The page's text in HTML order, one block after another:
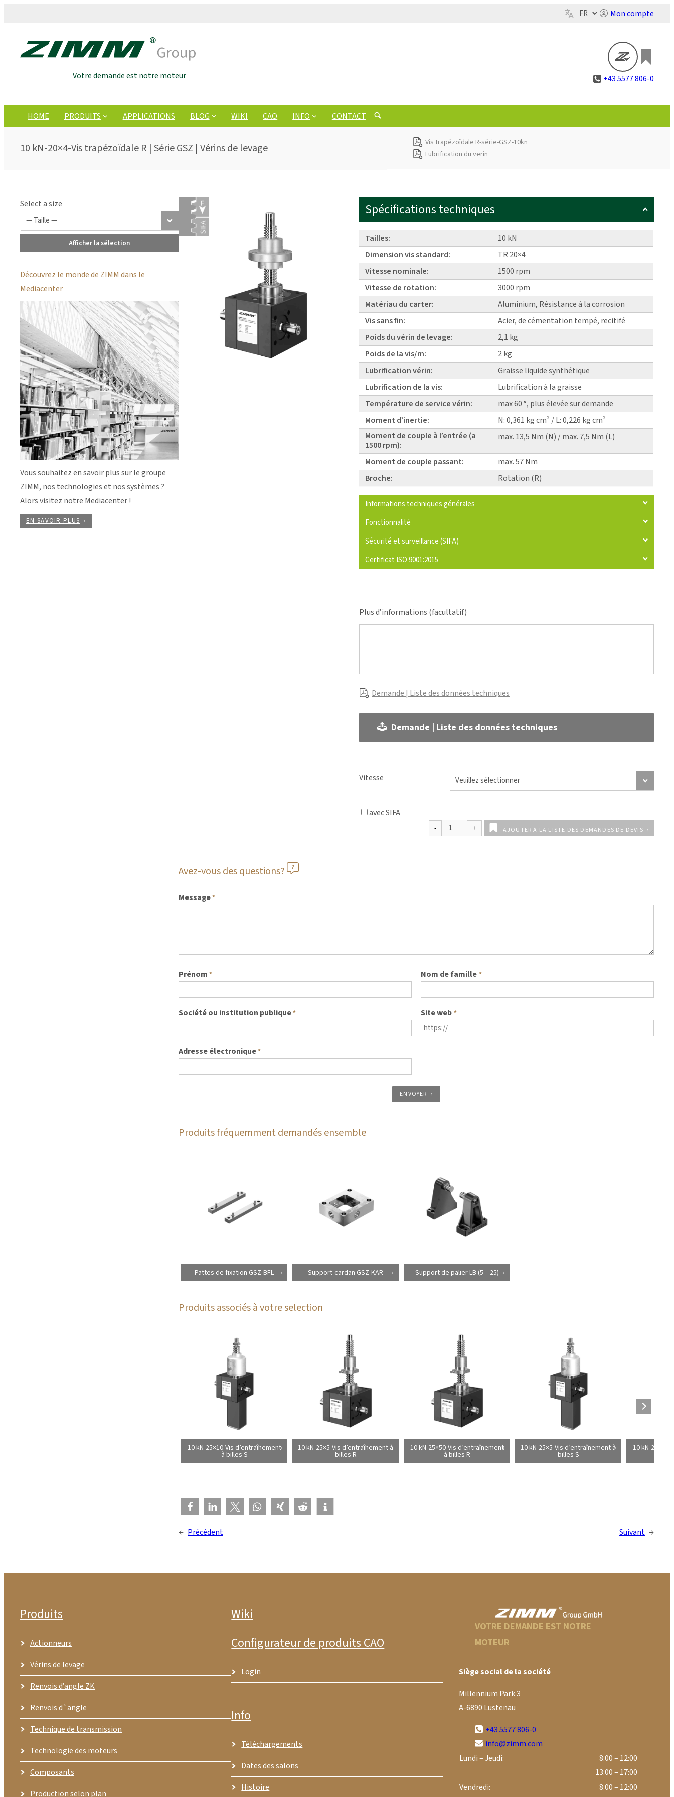
Mon compte
Votre demande est notre moteur +43 5577 806-0
HOME PRODUITS APPLICATIONS BLOG WIKI CAO INFO CONTACT
10 kN-20×4-Vis trapézoïdale R | Série GSZ | Vérins de levage
Vis trapézoïdale R-série-GSZ-10kn
Lubrification du verin
Select a size
Afficher la sélection
Découvrez le monde de ZIMM dans le
Mediacenter
Vous souhaitez en savoir plus sur le groupe
ZIMM, nos technologies et nos systèmes ?
Alors visitez notre Mediacenter !
EN SAVOIR PLUS
Spécifications techniques
Tailles:
10 kN
Dimension vis standard:
TR 20×4
Vitesse nominale:
1500 rpm
Vitesse de rotation:
3000 rpm
Matériau du carter:
Aluminium, Résistance à la corrosion
Vis sans fin:
Acier, de cémentation tempé, recitifé
Poids du vérin de levage:
2,1 kg
Poids de la vis/m:
2 kg
Lubrification vérin:
Graisse liquide synthétique
Lubrification de la vis:
Lubrification à la graisse
Température de service vérin:
max 60 °, plus élevée sur demande
Moment d’inertie:
N: 0,361 kg cm² / L: 0,226 kg cm²
Moment de couple à l’entrée (a
1500 rpm):
max. 13,5 Nm (N) / max. 7,5 Nm (L)
Moment de couple passant:
max. 57 Nm
Broche:
Rotation (R)
Informations techniques générales
Fonctionnalité
Sécurité et surveillance (SIFA)
Certificat ISO 9001:2015
Plus d’informations (facultatif)
Demande | Liste des données techniques
Demande | Liste des données techniques
Vitesse
avec SIFA
AJOUTER À LA LISTE DES DEMANDES DE DEVIS
Avez-vous des questions?
Message*
Prénom * Nom de famille *
Société ou institution publique* Site web *
Adresse électronique*
ENVOYER
Produits fréquemment demandés ensemble
Pattes de fixation GSZ-BFL Support-cardan GSZ-KAR Support de palier LB (5 – 25)
Produits associés à votre selection
10 kN-25×10-Vis d’entraînement
à billes S
10 kN-25×5-Vis d’entraînement à
billes R
10 kN-25×50-Vis d’entraînement
à billes R
10 kN-25×5-Vis d’entraînement à
billes S
10 kN-25×25-
← Précédent Suivant →
Produits
Actionneurs
Vérins de levage
Renvois d’angle ZK
Renvois d`angle
Technique de transmission
Technologie des moteurs
Composants
Production selon plan
Wiki
Configurateur de produits CAO
Login
Info
Téléchargements
Dates des salons
Histoire
VOTRE DEMANDE EST NOTRE
MOTEUR
Siège social de la société
Millennium Park 3
A-6890 Lustenau
+43 5577 806-0
info@zimm.com
Lundi – Jeudi:
8:00 – 12:00
13:00 – 17:00
Vendredi:
8:00 – 12:00